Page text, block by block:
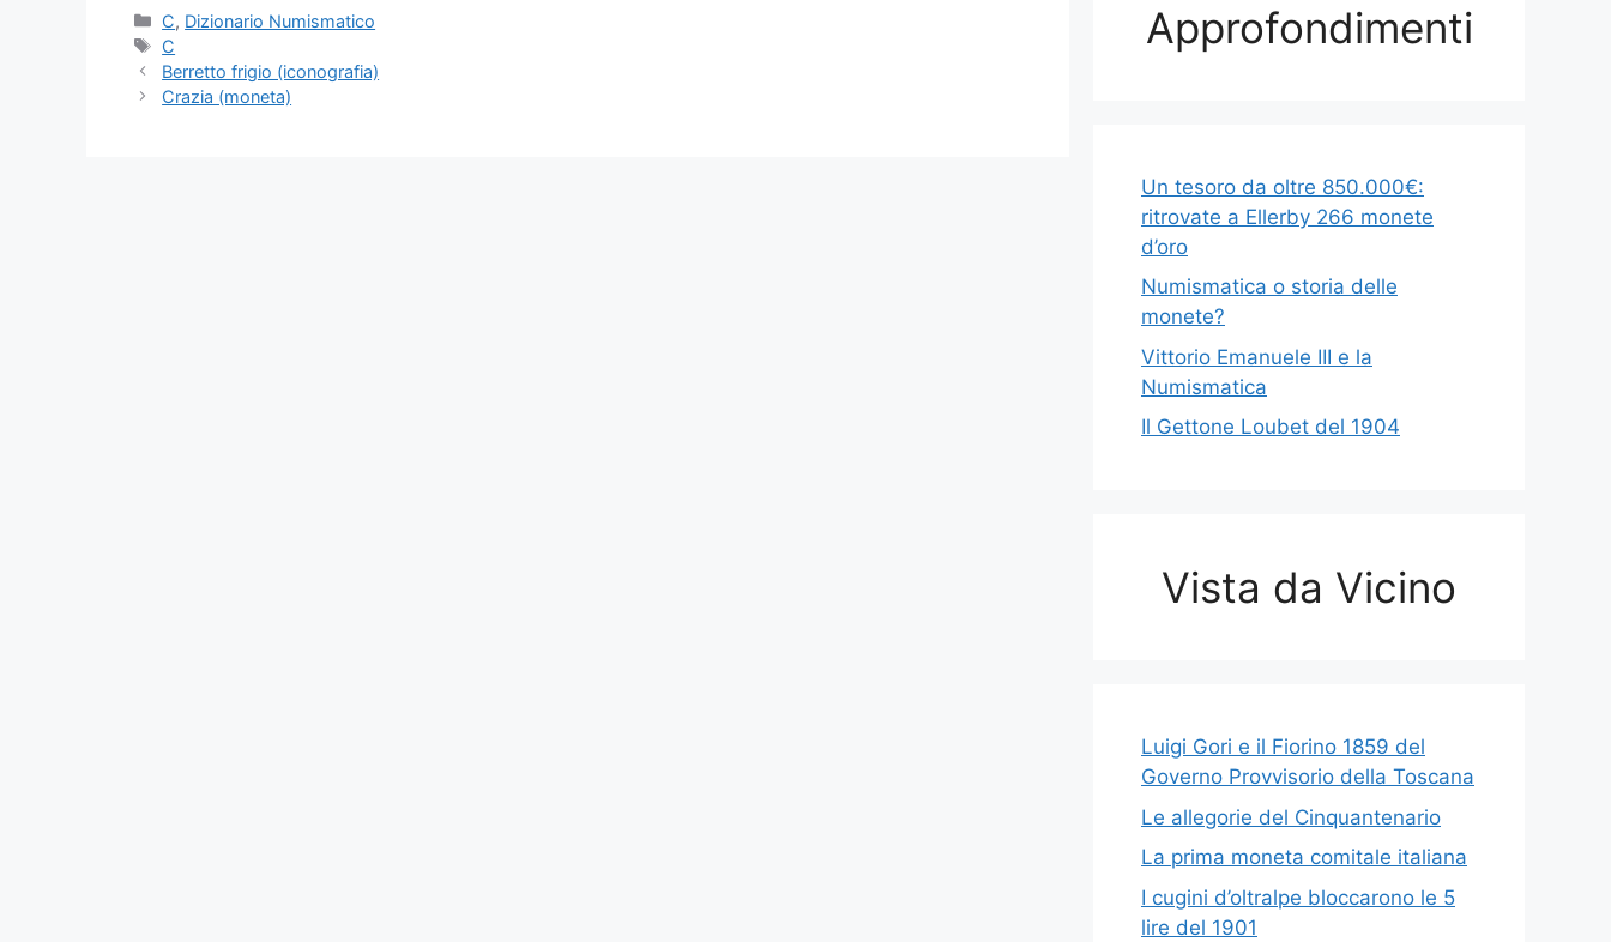
Categorie
C, Dizionario Numismatico
Tag
C
Berretto frigio (iconografia)
Crazia (moneta)
Approfondimenti
Un tesoro da oltre 850.000€:
ritrovate a Ellerby 266 monete
d’oro
Numismatica o storia delle
monete?
Vittorio Emanuele III e la
Numismatica
Il Gettone Loubet del 1904
Vista da Vicino
Luigi Gori e il Fiorino 1859 del
Governo Provvisorio della Toscana
Le allegorie del Cinquantenario
La prima moneta comitale italiana
I cugini d’oltralpe bloccarono le 5
lire del 1901